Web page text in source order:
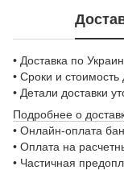
• Доставка по
• Сроки и стоимость
• Детали доставки
Подробнее о
• Онлайн-оплата
• Оплата на
• Частичная